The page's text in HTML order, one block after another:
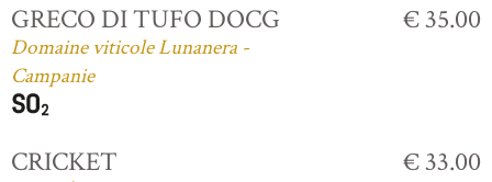
GRECO DI TUFO DOCG
Domaine viticole Lunanera -
Campanie
€ 35.00
CRICKET € 33.00